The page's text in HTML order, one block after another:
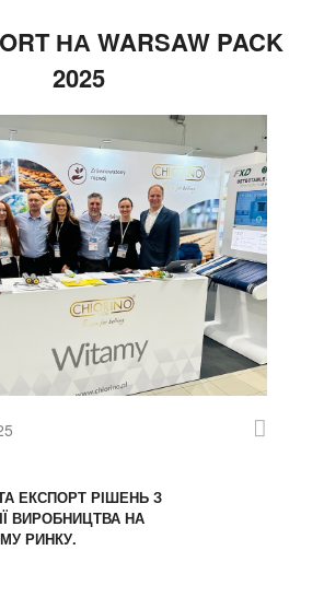
НА WARSAW PACK
2025
ТА ЕКСПОРТ РІШЕНЬ З
ВИРОБНИЦТВА НА
РИНКУ.